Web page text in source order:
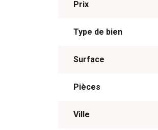
Prix
Type de bien
Surface
Pièces
Ville